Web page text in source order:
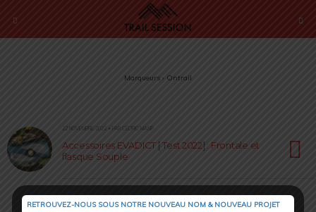
Marqueurs › Ontrail
22 NOVEMBRE 2022 • PAR CÉDRIC MASIP
Accessoires EVADICT [ Test 2022] : Frontale et
flasque Souple
RETROUVEZ-NOUS SOUS NOTRE NOUVEAU NOM & NOUVEAU PROJET